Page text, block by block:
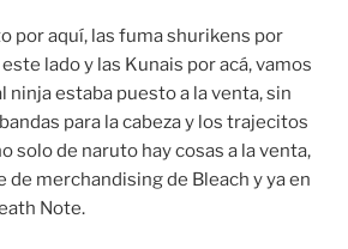
por aquí, las fuma shurikens por
lado y las Kunais por acá, vamos
ninja estaba puesto a la venta, sin
para la cabeza y los trajecitos
solo de naruto hay cosas a la venta,
de merchandising de Bleach y ya en
Note.